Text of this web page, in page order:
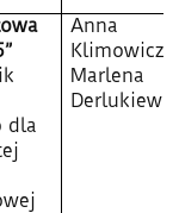
dla
Anna
Klimowicz,
Marlena